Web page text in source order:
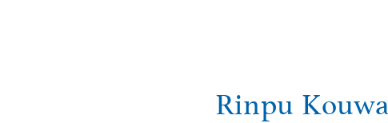
Rinpu Kouwa